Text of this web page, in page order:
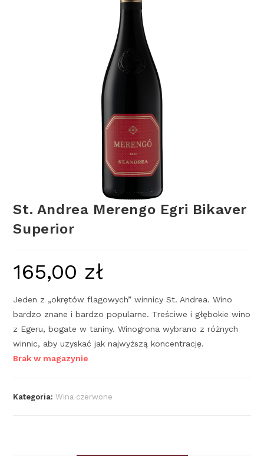
St. Andrea Merengo Egri Bikaver
Superior
165,00 zł
Jeden z „okrętów flagowych” winnicy St. Andrea. Wino
bardzo znane i bardzo popularne. Treściwe i głębokie wino
z Egeru, bogate w taniny. Winogrona wybrano z różnych
winnic, aby uzyskać jak najwyższą koncentrację.
Brak w magazynie
Kategoria:Wina czerwone